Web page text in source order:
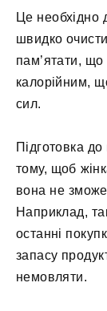
Це необхідно
швидко
пам’ятати,
калорійним,
сил.
Підготовка
тому, щоб
вона не
Наприклад,
останні
запасу
немовляти.